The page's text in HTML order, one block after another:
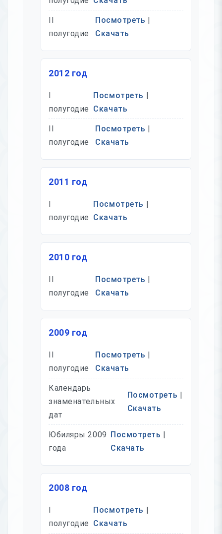
II
полугодие
Посмотреть |
Скачать
2012 год
I
полугодие
Посмотреть |
Скачать
II
полугодие
Посмотреть |
Скачать
2011 год
I
полугодие
Посмотреть |
Скачать
2010 год
II
полугодие
Посмотреть |
Скачать
2009 год
II
полугодие
Посмотреть |
Скачать
Календарь
знаменательных
дат
Посмотреть |
Скачать
Юбиляры 2009
года
Посмотреть |
Скачать
2008 год
I
полугодие
Посмотреть |
Скачать